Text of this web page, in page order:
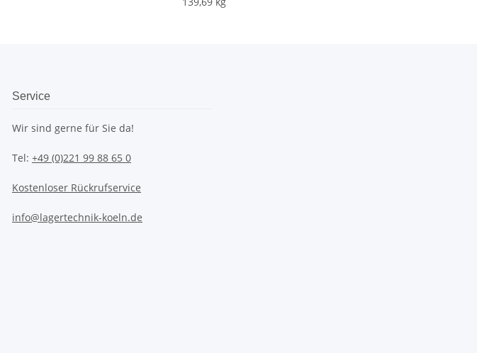
Service
Wir sind gerne für Sie da!
Tel: +49 (0)221 99 88 65 0
Kostenloser Rückrufservice
info@lagertechnik-koeln.de